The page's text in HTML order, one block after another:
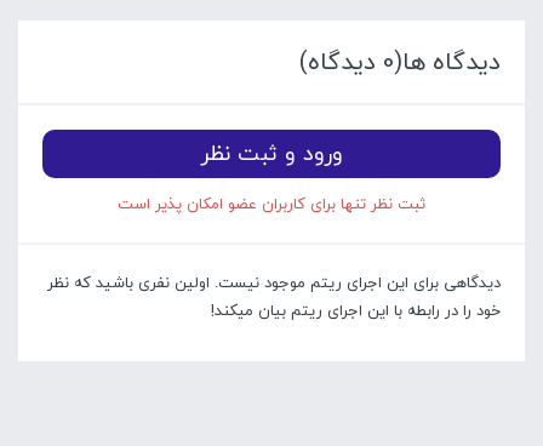
دیدگاه ها(0 دیدگاه)
ورود و ثبت نظر
ثبت نظر تنها برای کاربران عضو امکان پذیر است
دیدگاهی برای این اجرای ریتم موجود نیست. اولین نفری باشید که نظر
خود را در رابطه با این اجرای ریتم بیان میکند!